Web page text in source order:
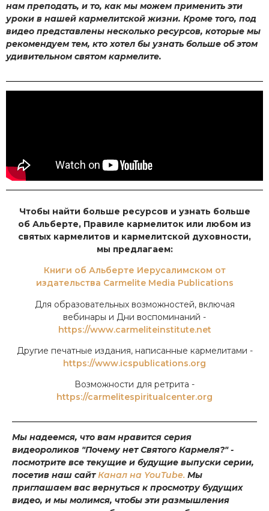
нам преподать, и то, как мы можем применить эти
уроки в нашей кармелитской жизни. Кроме того, под
видео представлены несколько ресурсов, которые мы
рекомендуем тем, кто хотел бы узнать больше об этом
удивительном святом кармелите.
Чтобы найти больше ресурсов и узнать больше
об Альберте, Правиле кармелиток или любом из
святых кармелитов и кармелитской духовности,
мы предлагаем:
Книги об Альберте Иерусалимском от
издательства Carmelite Media Publications
Для образовательных возможностей, включая
вебинары и Дни воспоминаний -
https://www.carmeliteinstitute.net
Другие печатные издания, написанные кармелитами -
https://www.icspublications.org
Возможности для ретрита -
https://carmelitespiritualcenter.org
Мы надеемся, что вам нравится серия
видеороликов "Почему нет Святого Кармеля?" -
посмотрите все текущие и будущие выпуски серии,
посетив наш сайтКанал на YouTube. Мы
приглашаем вас вернуться к просмотру будущих
видео, и мы молимся, чтобы эти размышления